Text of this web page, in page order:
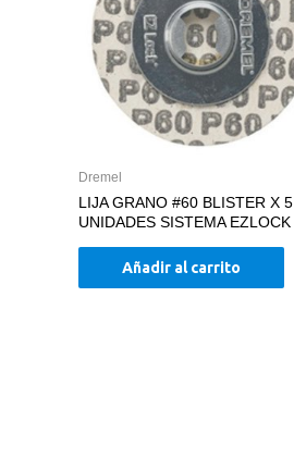
Dremel
LIJA GRANO #60 BLISTER X 5
UNIDADES SISTEMA EZLOCK
Añadir al carrito